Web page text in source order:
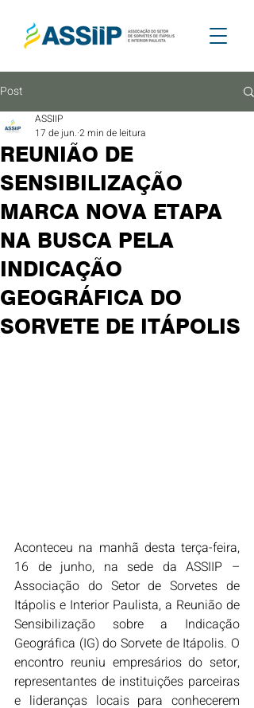
Post
REUNIÃO DE
SENSIBILIZAÇÃO
MARCA NOVA ETAPA
NA BUSCA PELA
INDICAÇÃO
GEOGRÁFICA DO
SORVETE DE ITÁPOLIS
ASSIIP
17 de jun. 2 min de leitura
Aconteceu na manhã desta terça-feira,
16 de junho, na sede da ASSIIP –
Associação do Setor de Sorvetes de
Itápolis e Interior Paulista, a Reunião de
Sensibilização sobre a Indicação
Geográfica (IG) do Sorvete de Itápolis. O
encontro reuniu empresários do setor,
representantes de instituições parceiras
e lideranças locais para conhecerem